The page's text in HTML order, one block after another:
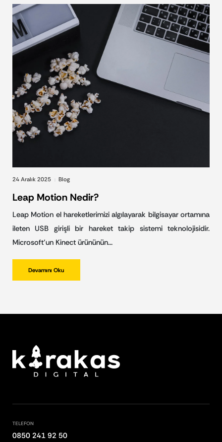
24 Aralık 2025 Blog
Leap Motion Nedir?
Leap Motion el hareketlerimizi algılayarak bilgisayar ortamına
ileten USB girişli bir hareket takip sistemi teknolojisidir.
Microsoft’un Kinect ürününün…
Devamını Oku
TELEFON
0850 241 92 50